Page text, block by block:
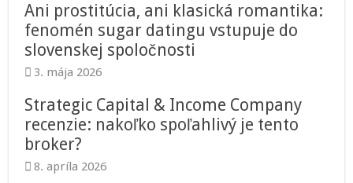
Ani prostitúcia, ani klasická romantika:
fenomén sugar datingu vstupuje do
slovenskej spoločnosti
3. mája 2026
Strategic Capital & Income Company
recenzie: nakoľko spoľahlivý je tento
broker?
8. apríla 2026